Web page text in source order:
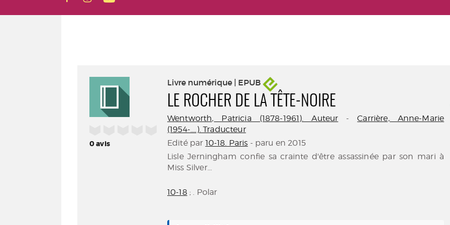
0avis
Livre numérique | EPUB
LE ROCHER DE LA TÊTE-NOIRE
Wentworth, Patricia (1878-1961). Auteur -Carrière, Anne-Marie
(1954-....). Traducteur
Edité par 10-18. Paris - paru en 2015
Lisle Jerningham confie sa crainte d'être assassinée par son mari à
Miss Silver...
10-18 ; . Polar